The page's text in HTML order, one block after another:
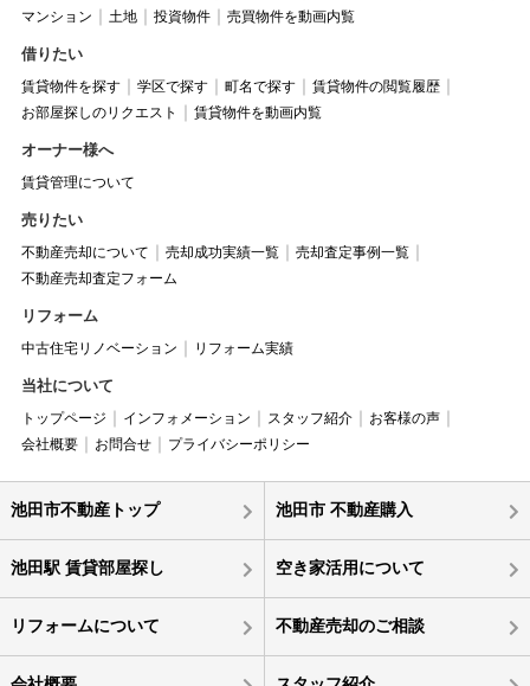
マンション
土地 投資物件 売買物件を動画内覧
借りたい
賃貸物件を探す 学区で探す 町名で探す
賃貸物件の閲覧履歴
お部屋探しのリクエスト
賃貸物件を動画内覧
オーナー様へ
賃貸管理について
売りたい
不動産売却について 売却成功実績一覧
売却査定事例一覧
不動産売却査定フォーム
リフォーム
中古住宅リノベーション リフォーム実績
当社について
トップページ インフォメーション スタッフ紹介
お客様の声
会社概要
お問合せ プライバシーポリシー
池田市不動産トップ 池田市 不動産購入
池田駅 賃貸部屋探し 空き家活用について
リフォームについて 不動産売却のご相談